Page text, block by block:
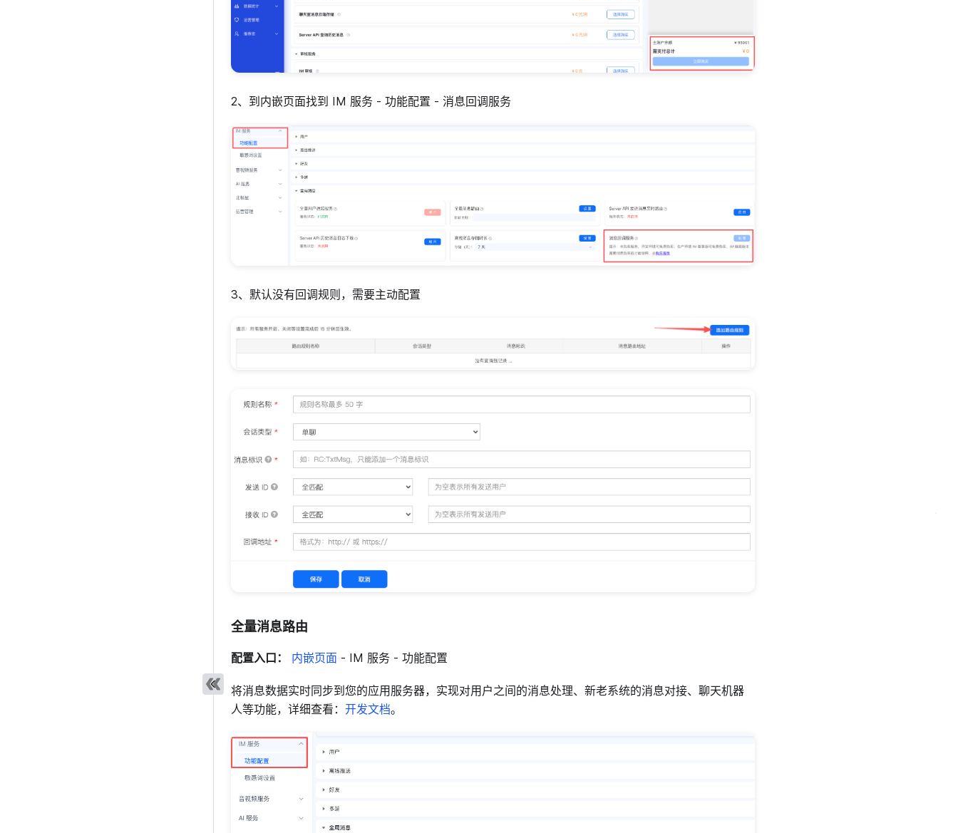
2、到内嵌页面找到 IM 服务 - 功能配置 - 消息回调服务
3、默认没有回调规则，需要主动配置
全量消息路由
配置入口： 内嵌页面 - IM 服务 - 功能配置
将消息数据实时同步到您的应用服务器，实现对用户之间的消息处理、新老系统的消息对接、聊天机器
人等功能，详细查看： 开发文档。